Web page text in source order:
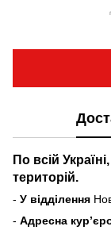
По всій
територій.
- У відділення
- Адресна